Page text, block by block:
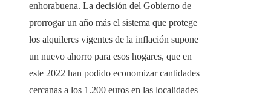
enhorabuena. La decisión del Gobierno de
prorrogar un año más el sistema que protege
los alquileres vigentes de la inflación supone
un nuevo ahorro para esos hogares, que en
este 2022 han podido economizar cantidades
cercanas a los 1.200 euros en las localidades